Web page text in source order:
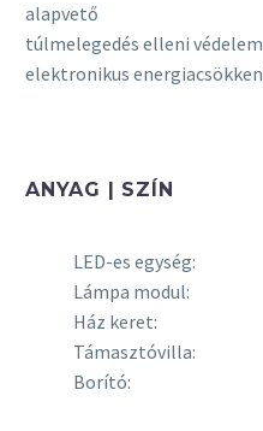
alapvető
túlmelegedés elleni védelem
elektronikus
ANYAG | SZÍN
LED-es egység:
Lámpa modul:
Ház keret:
Támasztóvilla:
Borító: